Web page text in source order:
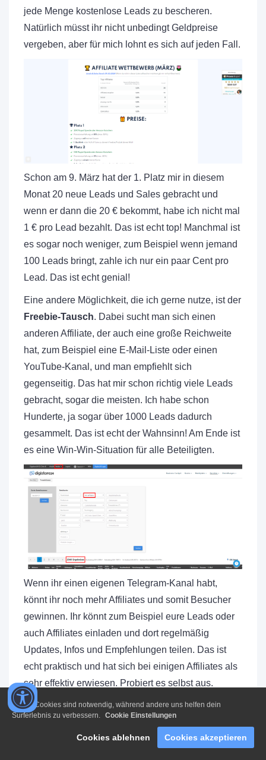
jede Menge kostenlose Leads zu bescheren.
Natürlich müsst ihr nicht unbedingt Geldpreise
vergeben, aber für mich lohnt es sich auf jeden Fall.
Schon am 9. März hat der 1. Platz mir in diesem
Monat 20 neue Leads und Sales gebracht und
wenn er dann die 20 € bekommt, habe ich nicht mal
1 € pro Lead bezahlt. Das ist echt top! Manchmal ist
es sogar noch weniger, zum Beispiel wenn jemand
100 Leads bringt, zahle ich nur ein paar Cent pro
Lead. Das ist echt genial!
Eine andere Möglichkeit, die ich gerne nutze, ist der
Freebie-Tausch. Dabei sucht man sich einen
anderen Affiliate, der auch eine große Reichweite
hat, zum Beispiel eine E-Mail-Liste oder einen
YouTube-Kanal, und man empfiehlt sich
gegenseitig. Das hat mir schon richtig viele Leads
gebracht, sogar die meisten. Ich habe schon
Hunderte, ja sogar über 1000 Leads dadurch
gesammelt. Das ist echt der Wahnsinn! Am Ende ist
es eine Win-Win-Situation für alle Beteiligten.
Wenn ihr einen eigenen Telegram-Kanal habt,
könnt ihr noch mehr Affiliates und somit Besucher
gewinnen. Ihr könnt zum Beispiel eure Leads oder
auch Affiliates einladen und dort regelmäßig
Updates, Infos und Empfehlungen teilen. Das ist
echt praktisch und hat sich bei einigen Affiliates als
sehr effektiv erwiesen. Probiert es selbst aus.
Einige Cookies sind notwendig, während andere uns helfen dein
Surferlebnis zu verbessern. Cookie Einstellungen
Cookies ablehnen Cookies akzeptieren